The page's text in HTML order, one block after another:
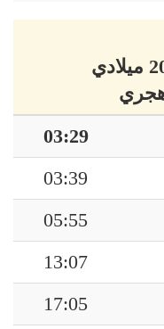
03:29
03:39
05:55
13:07
17:05